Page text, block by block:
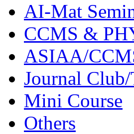
AI-Mat
CCMS &
ASIAA/
Journal
Mini Course
Others